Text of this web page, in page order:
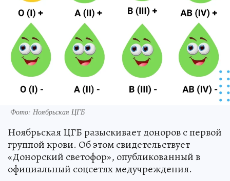
Фото: Ноябрьская ЦГБ
Ноябрьская ЦГБ разыскивает доноров с первой
группой крови. Об этом свидетельствует
«Донорский светофор», опубликованный в
официальный соцсетях медучреждения.